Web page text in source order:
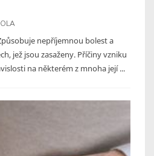
nepříjemnou bolest a
jež jsou zasaženy. Příčiny vzniku
na některém z mnoha její ...